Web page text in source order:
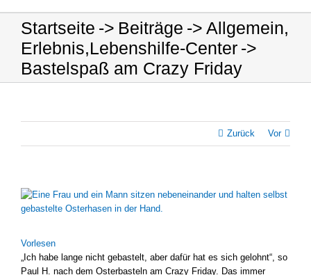
Startseite Beiträge Allgemein,
Erlebnis,Lebenshilfe-Center
Bastelspaß am Crazy Friday
Zurück Vor
Zeige
grösseres
Vor­le­sen
„Ich habe lan­ge nicht gebas­telt, aber dafür hat es sich gelohnt“, so
Paul H. nach dem Oster­bas­teln am Cra­zy Fri­day. Das immer